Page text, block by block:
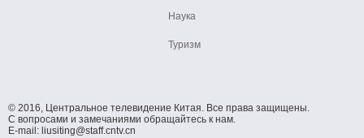
Наука
Туризм
© 2016, Центральное телевидение Китая. Все права защищены.
С вопросами и замечаниями обращайтесь к нам.
E-mail: liusiting@staff.cntv.cn